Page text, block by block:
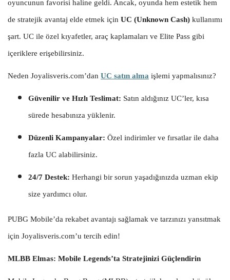
oyuncunun favorisi haline geldi. Ancak, oyunda hem estetik hem
de stratejik avantaj elde etmek için UC (Unknown Cash) kullanımı
şart. UC ile özel kıyafetler, araç kaplamaları ve Elite Pass gibi
içeriklere erişebilirsiniz.
Neden Joyalisveris.com’dan UC satın alma işlemi yapmalısınız?
Güvenilir ve Hızlı Teslimat: Satın aldığınız UC’ler, kısa
sürede hesabınıza yüklenir.
Düzenli Kampanyalar: Özel indirimler ve fırsatlar ile daha
fazla UC alabilirsiniz.
24/7 Destek: Herhangi bir sorun yaşadığınızda uzman ekip
size yardımcı olur.
PUBG Mobile’da rekabet avantajı sağlamak ve tarzınızı yansıtmak
için Joyalisveris.com’u tercih edin!
MLBB Elmas: Mobile Legends’ta Stratejinizi Güçlendirin